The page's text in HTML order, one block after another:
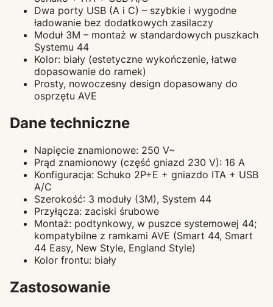
Dwa porty USB (A i C) – szybkie i wygodne
ładowanie bez dodatkowych zasilaczy
Moduł 3M – montaż w standardowych puszkach
Systemu 44
Kolor: biały (estetyczne wykończenie, łatwe
dopasowanie do ramek)
Prosty, nowoczesny design dopasowany do
osprzętu AVE
Dane techniczne
Napięcie znamionowe: 250 V~
Prąd znamionowy (część gniazd 230 V): 16 A
Konfiguracja: Schuko 2P+E + gniazdo ITA + USB
A/C
Szerokość: 3 moduły (3M), System 44
Przyłącza: zaciski śrubowe
Montaż: podtynkowy, w puszce systemowej 44;
kompatybilne z ramkami AVE (Smart 44, Smart
44 Easy, New Style, England Style)
Kolor frontu: biały
Zastosowanie